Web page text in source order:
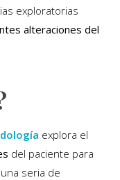
exploratorias
alteraciones del
explora el
del paciente para
seria de